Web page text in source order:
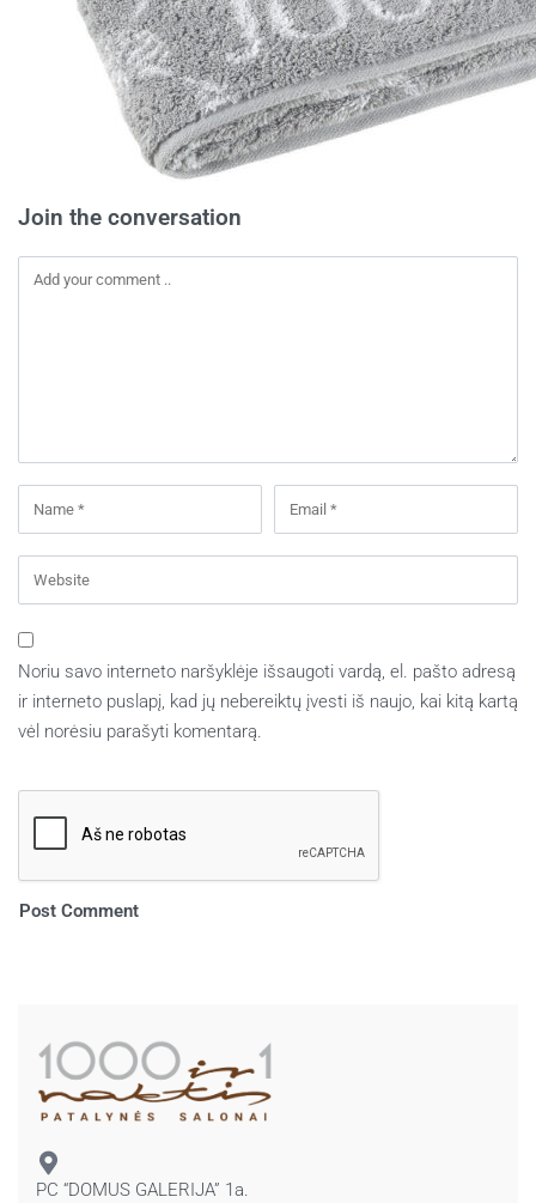
Join the conversation
Noriu savo interneto naršyklėje išsaugoti vardą, el. pašto adresą
ir interneto puslapį, kad jų nebereiktų įvesti iš naujo, kai kitą kartą
vėl norėsiu parašyti komentarą.
PC “DOMUS GALERIJA” 1a.